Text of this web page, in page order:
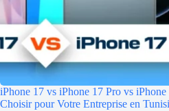
iPhone 17 vs iPhone 17 Pro vs
Choisir pour Votre Entreprise en